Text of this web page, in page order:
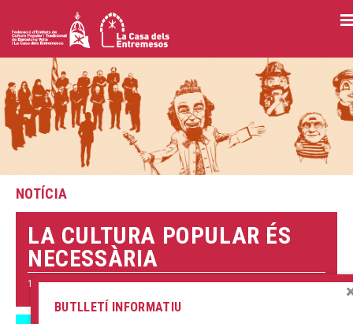
Vés
al
NOTÍCIA
LA CULTURA POPULAR ÉS
NECESSÀRIA
18 MARÇ 2021
BUTLLETÍ INFORMATIU